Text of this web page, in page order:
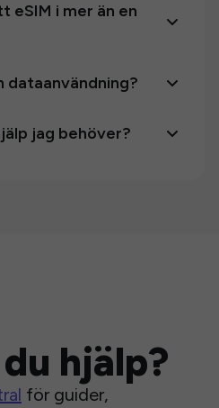
eSIM i mer än en
dataanvändning?
jag behöver?
hjälp?
för guider,